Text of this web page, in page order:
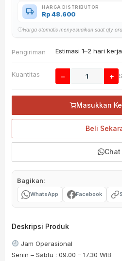
HARGA DISTRIBUTOR
Rp48.600
Harga otomatis menyesuaikan saat qty
Pengiriman Estimasi 1–2 hari kerja
Kuantitas − +
Masukkan
Beli
Chat
Bagikan:
WhatsApp Facebook
Deskripsi Produk
Jam Operasional
Senin – Sabtu : 09.00 – 17.30 WIB